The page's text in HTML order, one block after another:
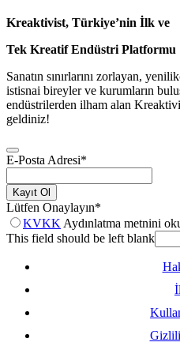
Kreaktivist, Türkiye’nin İlk ve
Tek Kreatif Endüstri Platformu
Sanatın sınırlarını zorlayan,
istisnai bireyler ve kurumların
endüstrilerden ilham alan
geldiniz!
E-Posta Adresi*
Kayıt Ol
Lütfen Onaylayın*
KVKK Aydınlatma metnini
This field should be left blank